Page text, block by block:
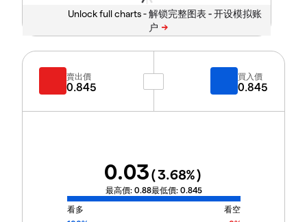
Unlock full charts -
賣出價
0.845
買入價
0.845
0.03(3.68%)
最高價: 0.88最低價: 0.845
看多
看空